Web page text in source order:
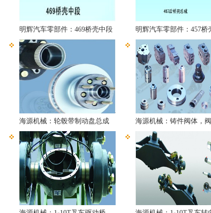
明辉汽车零部件：469桥壳中段 明辉汽车零部件：457桥
海源机械：轮毂带制动盘总成 海源机械：铸件阀体，